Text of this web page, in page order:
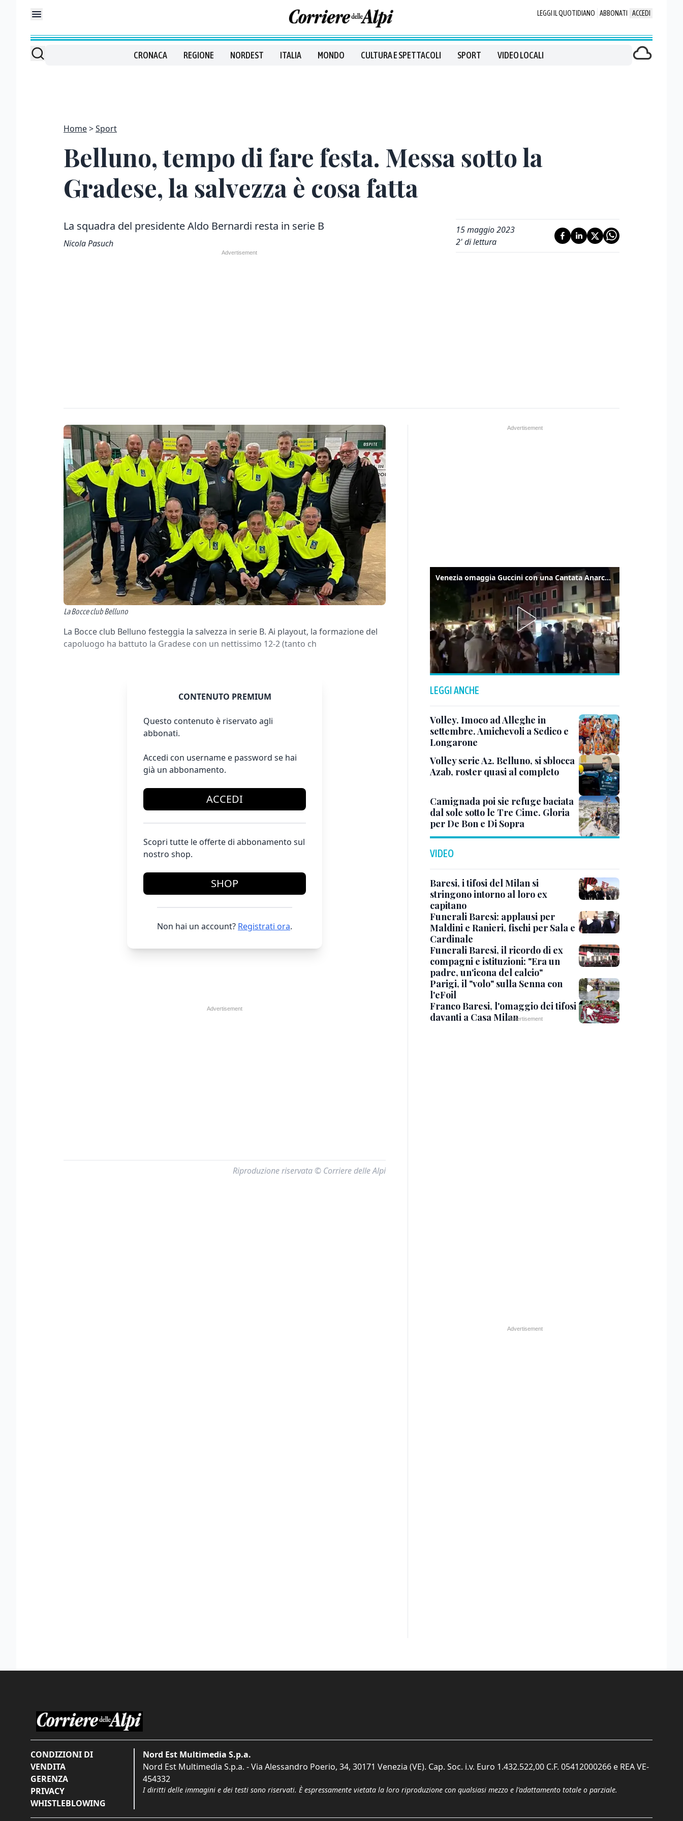
LEGGI IL QUOTIDIANO ABBONATI ACCEDI
CRONACA REGIONE NORDEST ITALIA MONDO CULTURA E SPETTACOLI SPORT VIDEO LOCALI
Home Sport
Belluno, tempo di fare festa. Messa sotto la
Gradese, la salvezza è cosa fatta
La squadra del presidente Aldo Bernardi resta in serie B
Nicola Pasuch
15 maggio 2023
2' di lettura
La Bocce club Belluno
La Bocce club Belluno festeggia la salvezza in serie B. Ai playout, la formazione del
capoluogo ha battuto la Gradese con un nettissimo 12-2 (tanto ch
CONTENUTO PREMIUM
Questo contenuto è riservato agli
abbonati.
Accedi con username e password se hai
già un abbonamento.
ACCEDI
Scopri tutte le offerte di abbonamento sul
nostro shop.
SHOP
Non hai un account? Registrati ora.
Riproduzione riservata © Corriere delle Alpi
Venezia omaggia Guccini con una Cantata Anarchica in campo Santa Margherita
LEGGI ANCHE
Volley. Imoco ad Alleghe in
settembre. Amichevoli a Sedico e
Longarone
Volley serie A2. Belluno, si sblocca
Azab, roster quasi al completo
Camignada poi sie refuge baciata
dal sole sotto le Tre Cime. Gloria
per De Bon e Di Sopra
VIDEO
Baresi, i tifosi del Milan si
stringono intorno al loro ex
capitano
Funerali Baresi: applausi per
Maldini e Ranieri, fischi per Sala e
Cardinale
Funerali Baresi, il ricordo di ex
compagni e istituzioni: "Era un
padre, un'icona del calcio"
Parigi, il "volo" sulla Senna con
l'eFoil
Franco Baresi, l'omaggio dei tifosi
davanti a Casa Milan
CONDIZIONI DI
VENDITA
GERENZA
PRIVACY
WHISTLEBLOWING
Nord Est Multimedia S.p.a.
Nord Est Multimedia S.p.a. - Via Alessandro Poerio, 34, 30171 Venezia (VE). Cap. Soc. i.v. Euro 1.432.522,00 C.F. 05412000266 e REA VE-
454332
I diritti delle immagini e dei testi sono riservati. È espressamente vietata la loro riproduzione con qualsiasi mezzo e l'adattamento totale o parziale.